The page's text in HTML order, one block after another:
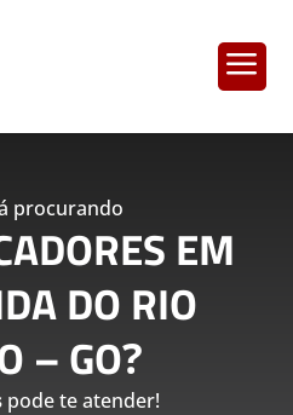
a
procurando
EM
DO RIO
– GO?
pode te atender!